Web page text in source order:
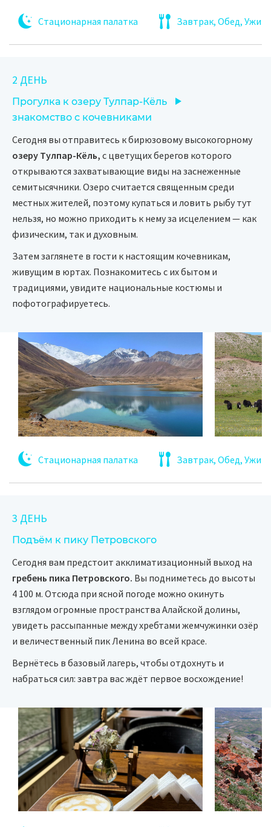
Стационарная палатка Завтрак, Обед, Ужин
2 ДЕНЬ
Прогулка к озеру Тулпар-Кёль
знакомство с кочевниками
Сегодня вы отправитесь к бирюзовому высокогорному
озеру Тулпар-Кёль, с цветущих берегов которого
открываются захватывающие виды на заснеженные
семитысячники. Озеро считается священным среди
местных жителей, поэтому купаться и ловить рыбу тут
нельзя, но можно приходить к нему за исцелением — как
физическим, так и духовным.
Затем заглянете в гости к настоящим кочевникам,
живущим в юртах. Познакомитесь с их бытом и
традициями, увидите национальные костюмы и
пофотографируетесь.
Стационарная палатка Завтрак, Обед, Ужин
3 ДЕНЬ
Подъём к пику Петровского
Сегодня вам предстоит акклиматизационный выход на
гребень пика Петровского. Вы подниметесь до высоты
4 100 м. Отсюда при ясной погоде можно окинуть
взглядом огромные пространства Алайской долины,
увидеть рассыпанные между хребтами жемчужинки озёр
и величественный пик Ленина во всей красе.
Вернётесь в базовый лагерь, чтобы отдохнуть и
набраться сил: завтра вас ждёт первое восхождение!